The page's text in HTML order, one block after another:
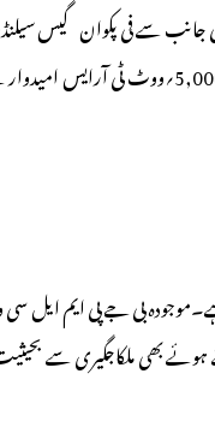
جے پی کو ووٹ کیوں دیا جائے ؟ ہریش راؤ نے مقامی پارٹی قائدین اور کارکنوں کو
بی جے پی ایم ایل سی
بھی ملکاجگیری سے